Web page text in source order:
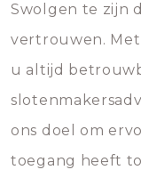
Swolgen te zijn
vertrouwen.
u altijd
ons doel om
toegang heeft